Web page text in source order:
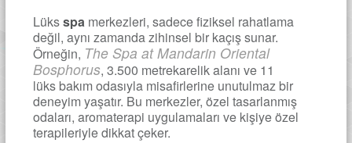
Lüksspamerkezleri, sadece fiziksel rahatlama
değil, aynı zamanda zihinsel bir kaçış sunar.
Örneğin, The Spa at Mandarin Oriental
Bosphorus, 3.500 metrekarelik alanı ve 11
lüks bakım odasıyla misafirlerine unutulmaz bir
deneyim yaşatır. Bu merkezler, özel tasarlanmış
odaları, aromaterapi uygulamaları ve kişiye özel
terapileriyle dikkat çeker.